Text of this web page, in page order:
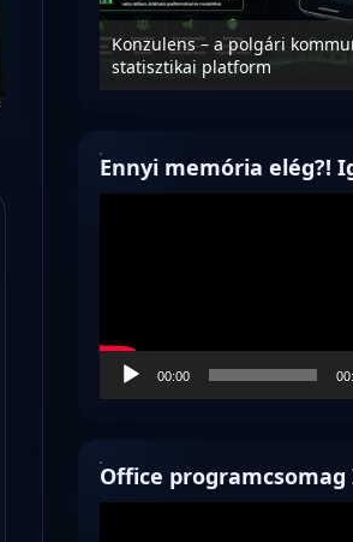
az
Konzulens – a polgári
statisztikai platform
Ennyi memória elég?!
00:00
Office programcsomag